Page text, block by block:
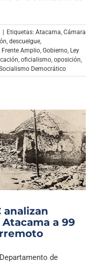
| Etiquetas: Atacama Cámara
descuelgue
Frente Amplio Gobierno Ley
oficialismo oposición
Democrático
analizan
a 99
de